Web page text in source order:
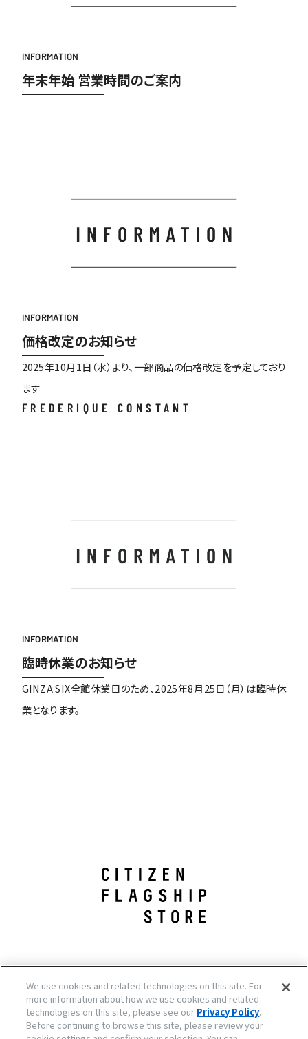
INFORMATION
年末年始 営業時間のご案内
INFORMATION
価格改定のお知らせ
2025年10月1日（水）より、一部商品の価格改定を予定しており
ます
FREDERIQUE CONSTANT
INFORMATION
臨時休業のお知らせ
GINZA SIX全館休業日のため、2025年8月25日（月）は臨時休
業となります。
We use cookies and related technologies on this site. For
more information about how we use cookies and related
technologies on this site, please see our Privacy Policy.
Before continuing to browse this site, please review your